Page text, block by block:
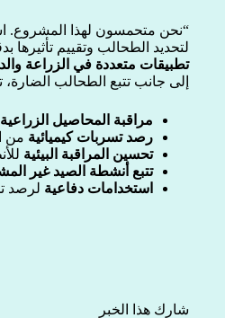
لتحديد الطحالب وتقييم تأثيرها
تطبيقات متعددة في الزراعة
إلى جانب تتبع الطحالب
مراقبة المحاصيل الزراعية
رصد تسربات كيميائية من
تحسين المراقبة البيئية
تتبع أنشطة الصيد غير
استخدامات دفاعية لرصد
شارك هذا الخبر